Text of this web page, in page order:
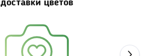
доставки цветов